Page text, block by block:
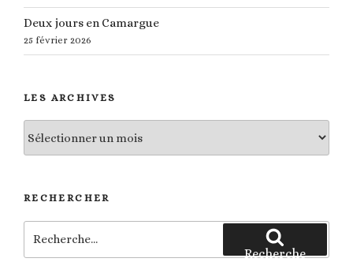
Deux jours en Camargue
25 février 2026
LES ARCHIVES
RECHERCHER
Recherche